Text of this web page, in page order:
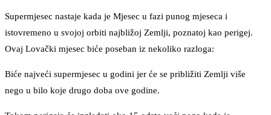
Supermjesec nastaje kada je Mjesec u fazi punog mjeseca i
istovremeno u svojoj orbiti najbližoj Zemlji, poznatoj kao perigej.
Ovaj Lovački mjesec biće poseban iz nekoliko razloga:
Biće najveći supermjesec u godini jer će se približiti Zemlji više
nego u bilo koje drugo doba ove godine.